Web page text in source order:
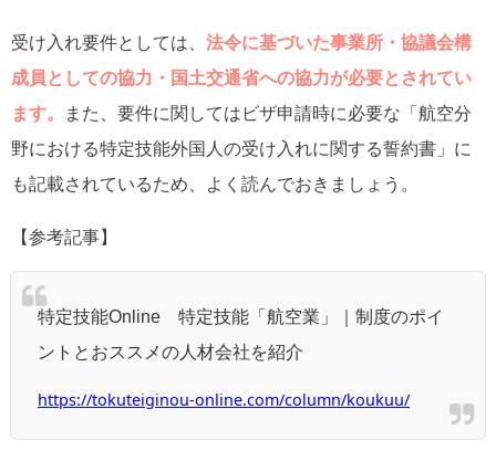
受け入れ要件としては、 法令に基づいた事業所・協議会構
成員としての協力・国土交通省への協力が必要とされてい
ます。
また、要件に関してはビザ申請時に必要な「航空分
野における特定技能外国人の受け入れに関する誓約書」に
も記載されているため、よく読んでおきましょう。
【参考記事】
特定技能Online 特定技能「航空業」｜制度のポイ
ントとおススメの人材会社を紹介
https://tokuteiginou-online.com/column/koukuu/